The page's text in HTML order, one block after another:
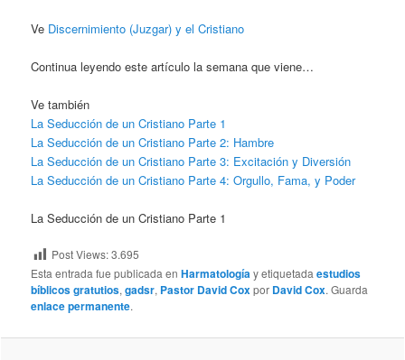
Ve Discernimiento (Juzgar) y el Cristiano
Continua leyendo este artículo la semana que viene…
Ve también
La Seducción de un Cristiano Parte 1
La Seducción de un Cristiano Parte 2: Hambre
La Seducción de un Cristiano Parte 3: Excitación y Diversión
La Seducción de un Cristiano Parte 4: Orgullo, Fama, y Poder
La Seducción de un Cristiano Parte 1
Post Views:3.695
Esta entrada fue publicada enHarmatologíay etiquetadaestudios
bíblicos gratutios,gadsr, Pastor David Coxpor David Cox. Guarda
enlace permanente.